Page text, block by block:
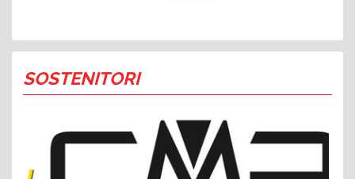
SOSTENITORI